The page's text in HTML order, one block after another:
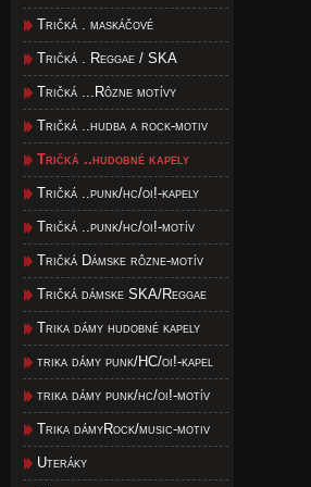
Tričká . maskáčové
Tričká . Reggae / SKA
Tričká ...Rôzne motívy
Tričká ..hudba a rock-motiv
Tričká ..hudobné kapely
Tričká ..punk/hc/oi!-kapely
Tričká ..punk/hc/oi!-motív
Tričká Dámske rôzne-motív
Tričká dámske SKA/Reggae
Trika dámy hudobné kapely
trika dámy punk/HC/oi!-kapel
trika dámy punk/hc/oi!-motív
Trika dámyRock/music-motiv
Uteráky